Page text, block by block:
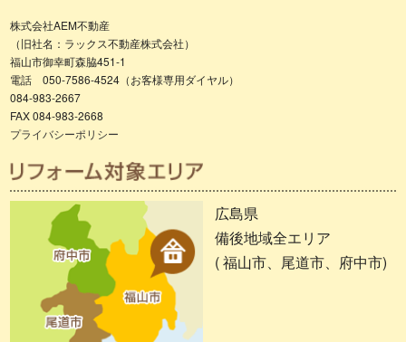
株式会社AEM不動産
（旧社名：ラックス不動産株式会社）
福山市御幸町森脇451-1
電話 050-7586-4524（お客様専用ダイヤル）
084-983-2667
FAX 084-983-2668
プライバシーポリシー
広島県
備後地域全エリア
( 福山市、尾道市、府中市)